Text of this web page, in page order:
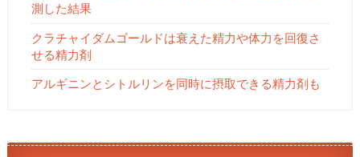
測した結果
クラチャイダムゴールドは衰えた精力や体力を回復さ
せる精力剤
アルギニンとシトルリンを同時に摂取できる精力剤も